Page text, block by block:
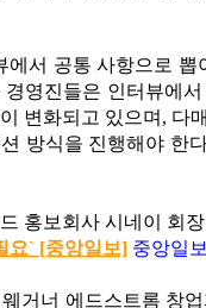
에서 공통 사항으로 뽑
영진들은 인터뷰에
변화되고 있으며, 다
방식을 진행해야 한
홍보회사 시네이 회장
요` [중앙일보] 중앙일
거너 에드스트롬 창